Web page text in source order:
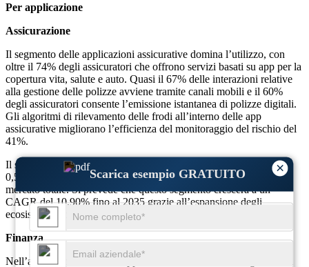
×
Scarica esempio GRATUITO
Per applicazione
Assicurazione
Il segmento delle applicazioni assicurative domina l’utilizzo, con
oltre il 74% degli assicuratori che offrono servizi basati su app per la
copertura vita, salute e auto. Quasi il 67% delle interazioni relative
alla gestione delle polizze avviene tramite canali mobili e il 60%
degli assicuratori consente l’emissione istantanea di polizze digitali.
Gli algoritmi di rilevamento delle frodi all’interno delle app
assicurative migliorano l’efficienza del monitoraggio del rischio del
41%.
Il segmento delle applicazioni assicurative ha rappresentato circa
0,59 miliardi di dollari nel 2025, pari a circa il 43% della quota di
mercato totale. Si prevede che questo segmento crescerà a un
CAGR del 10,90% fino al 2035 grazie all’espansione degli
ecosistemi assicurativi digitali.
Finanza
Nell’ambito finanziario, le app mobili assicurative si integrano con